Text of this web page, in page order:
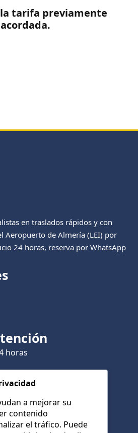
tarifa previamente
acordada.
en traslados rápidos y con
Aeropuerto de Almería (LEI) por
24 horas, reserva por WhatsApp
horas
previa
y WhatsApp 24/7
a mejorar su
contenido
el tráfico. Puede